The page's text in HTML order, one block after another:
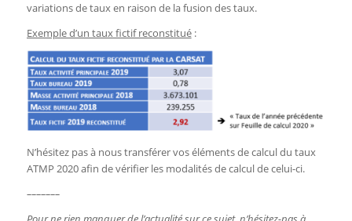
variations de taux en raison de la fusion des taux.
Exemple d’un taux fictif reconstitué:
N’hésitez pas à nous transférer vos éléments de calcul du taux
ATMP 2020 afin de vérifier les modalités de calcul de celui-ci.
–––––––